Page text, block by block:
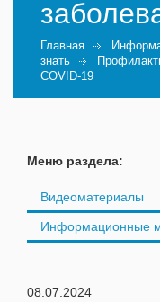
Главная
знать
COVID-19
Меню раздела:
Видеоматериалы
Информационные
08.07.2024